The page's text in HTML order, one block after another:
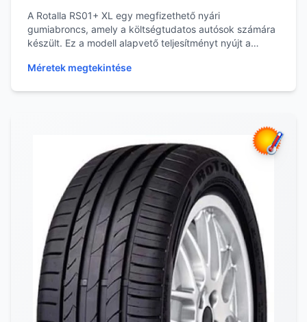
A Rotalla RS01+ XL egy megfizethető nyári
gumiabroncs, amely a költségtudatos autósok számára
készült. Ez a modell alapvető teljesítményt nyújt a
Méretek megtekintése